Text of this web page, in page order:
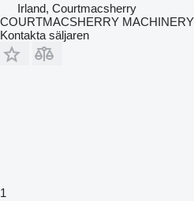
Irland, Courtmacsherry
COURTMACSHERRY
Kontakta säljaren
1